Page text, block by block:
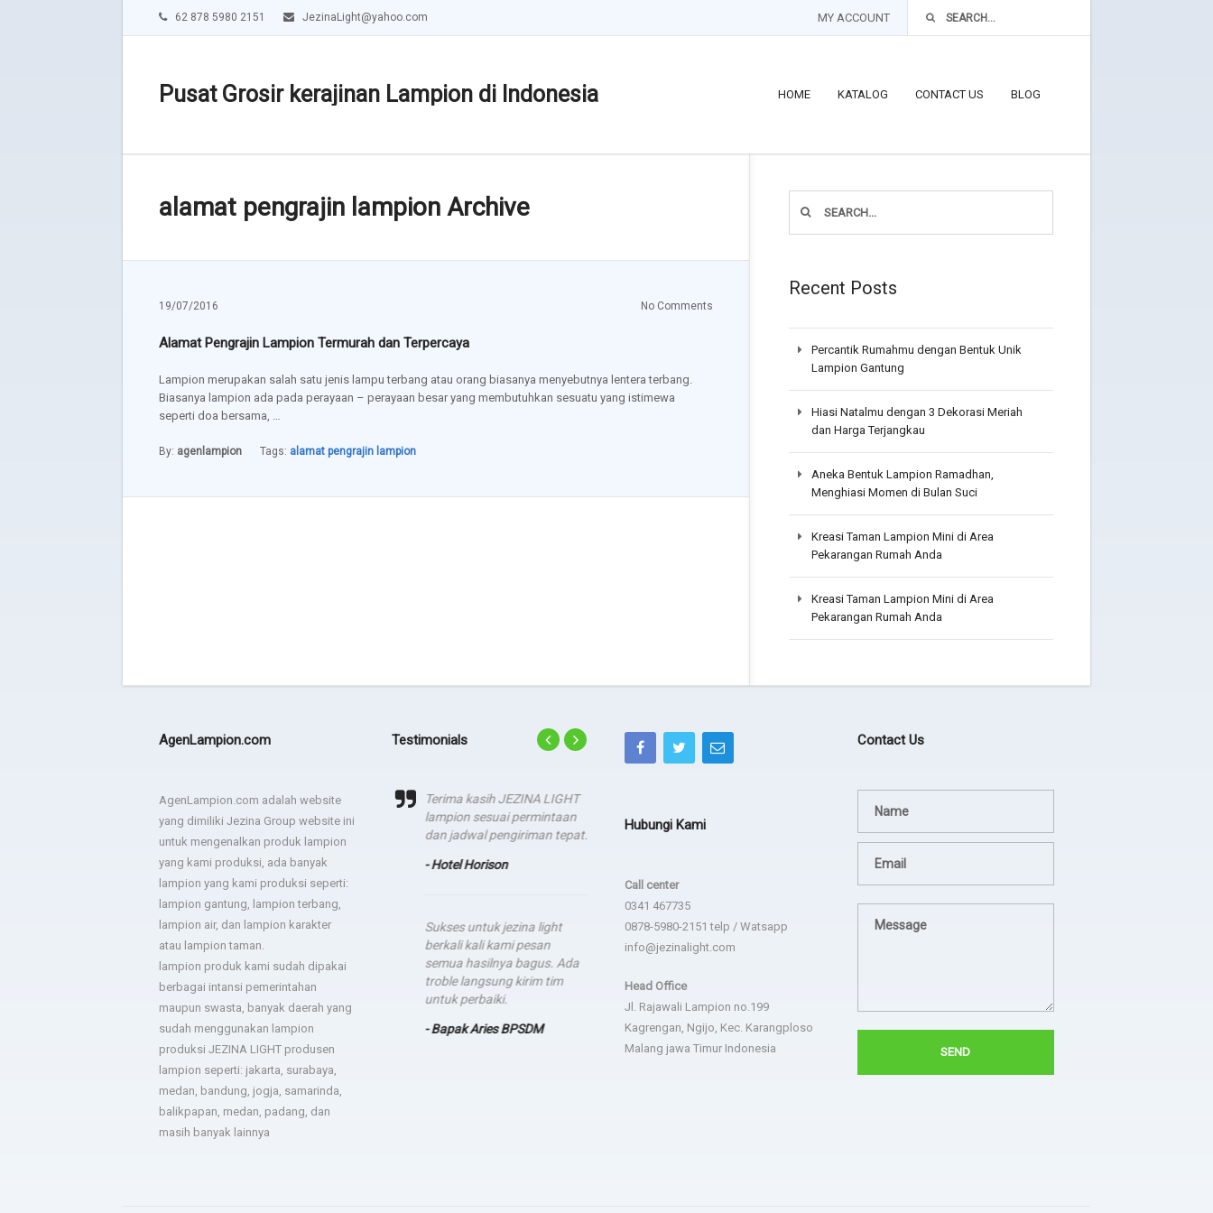
62 878 5980 2151 JezinaLight@yahoo.com MY ACCOUNT
Pusat Grosir kerajinan Lampion di Indonesia HOME KATALOG CONTACT US BLOG
alamat pengrajin lampion Archive
19/07/2016 No Comments
Alamat Pengrajin Lampion Termurah dan Terpercaya
Lampion merupakan salah satu jenis lampu terbang atau orang biasanya menyebutnya lentera terbang.
Biasanya lampion ada pada perayaan – perayaan besar yang membutuhkan sesuatu yang istimewa
seperti doa bersama, …
By: agenlampion Tags: alamat pengrajin lampion
Recent Posts
Percantik Rumahmu dengan Bentuk Unik
Lampion Gantung
Hiasi Natalmu dengan 3 Dekorasi Meriah
dan Harga Terjangkau
Aneka Bentuk Lampion Ramadhan,
Menghiasi Momen di Bulan Suci
Kreasi Taman Lampion Mini di Area
Pekarangan Rumah Anda
Kreasi Taman Lampion Mini di Area
Pekarangan Rumah Anda
AgenLampion.com
AgenLampion.com adalah website
yang dimiliki Jezina Group website ini
untuk mengenalkan produk lampion
yang kami produksi, ada banyak
lampion yang kami produksi seperti:
lampion gantung, lampion terbang,
lampion air, dan lampion karakter
atau lampion taman.
lampion produk kami sudah dipakai
berbagai intansi pemerintahan
maupun swasta, banyak daerah yang
sudah menggunakan lampion
produksi JEZINA LIGHT produsen
lampion seperti: jakarta, surabaya,
medan, bandung, jogja, samarinda,
balikpapan, medan, padang, dan
masih banyak lainnya
Testimonials
Terima kasih JEZINA LIGHT
lampion sesuai permintaan
dan jadwal pengiriman tepat.
Sukses untuk jezina light
semua hasilnya bagus. Ada
troble langsung kirim tim
agadsga weg aerg rag
- dsgfad
Terima kasih JEZINA LIGHT
lampion sesuai permintaan
dan jadwal pengiriman tepat.
- Hotel Horison
Sukses untuk jezina light
berkali kali kami pesan
semua hasilnya bagus. Ada
troble langsung kirim tim
untuk perbaiki.
- Bapak Aries BPSDM
- dsgfad
lampion sesuai permintaan
dan jadwal pengiriman tepat.
- Hotel Horison
Sukses untuk jezina light
- Bapak Aries BPSDM
Hubungi Kami
Call center
0341 467735
0878-5980-2151 telp / Watsapp
info@jezinalight.com
Head Office
Jl. Rajawali Lampion no.199
Kagrengan, Ngijo, Kec. Karangploso
Malang jawa Timur Indonesia
Contact Us